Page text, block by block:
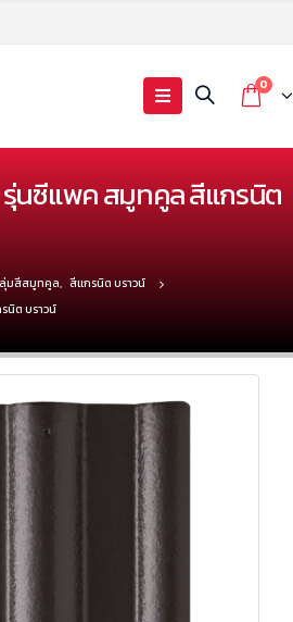
0
นซีแพค สมูทคูล สีแกรนิต
มสีสมูทคูล, สีแกรนิต บราวน์
นิต บราวน์